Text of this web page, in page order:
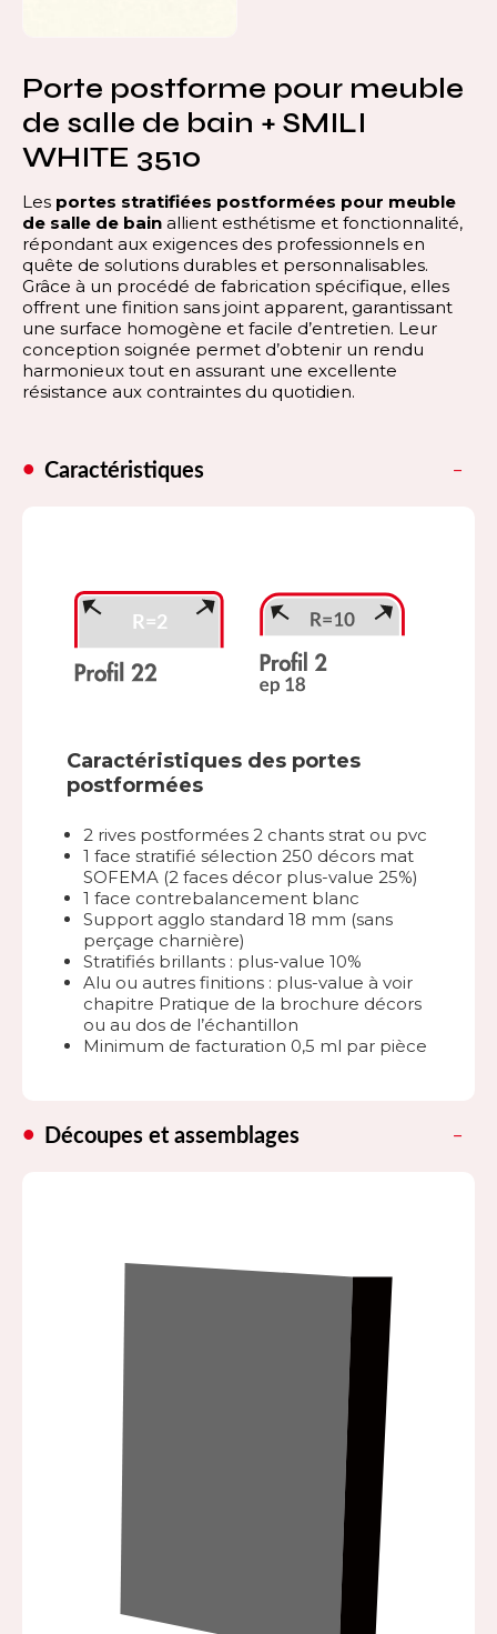
Porte postforme pour meuble
de salle de bain + SMILI
WHITE 3510
Les portes stratifiées postformées pour meuble
de salle de bain allient esthétisme et fonctionnalité,
répondant aux exigences des professionnels en
quête de solutions durables et personnalisables.
Grâce à un procédé de fabrication spécifique, elles
offrent une finition sans joint apparent, garantissant
une surface homogène et facile d’entretien. Leur
conception soignée permet d’obtenir un rendu
harmonieux tout en assurant une excellente
résistance aux contraintes du quotidien.
Caractéristiques
Caractéristiques des portes
postformées
2 rives postformées 2 chants strat ou pvc
1 face stratifié sélection 250 décors mat
SOFEMA (2 faces décor plus-value 25%)
1 face contrebalancement blanc
Support agglo standard 18 mm (sans
perçage charnière)
Stratifiés brillants : plus-value 10%
Alu ou autres finitions : plus-value à voir
chapitre Pratique de la brochure décors
ou au dos de l’échantillon
Minimum de facturation 0,5 ml par pièce
Découpes et assemblages